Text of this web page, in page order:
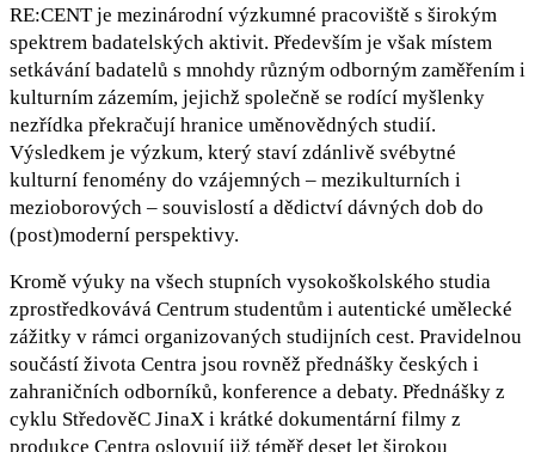
RE:CENT je mezinárodní výzkumné pracoviště s širokým
spektrem badatelských aktivit. Především je však místem
setkávání badatelů s mnohdy různým odborným zaměřením i
kulturním zázemím, jejichž společně se rodící myšlenky
nezřídka překračují hranice uměnovědných studií.
Výsledkem je výzkum, který staví zdánlivě svébytné
kulturní fenomény do vzájemných – mezikulturních i
mezioborových – souvislostí a dědictví dávných dob do
(post)moderní perspektivy.
Kromě výuky na všech stupních vysokoškolského studia
zprostředkovává Centrum studentům i autentické umělecké
zážitky v rámci organizovaných studijních cest. Pravidelnou
součástí života Centra jsou rovněž přednášky českých i
zahraničních odborníků, konference a debaty. Přednášky z
cyklu StředověC JinaX i krátké dokumentární filmy z
produkce Centra oslovují již téměř deset let širokou